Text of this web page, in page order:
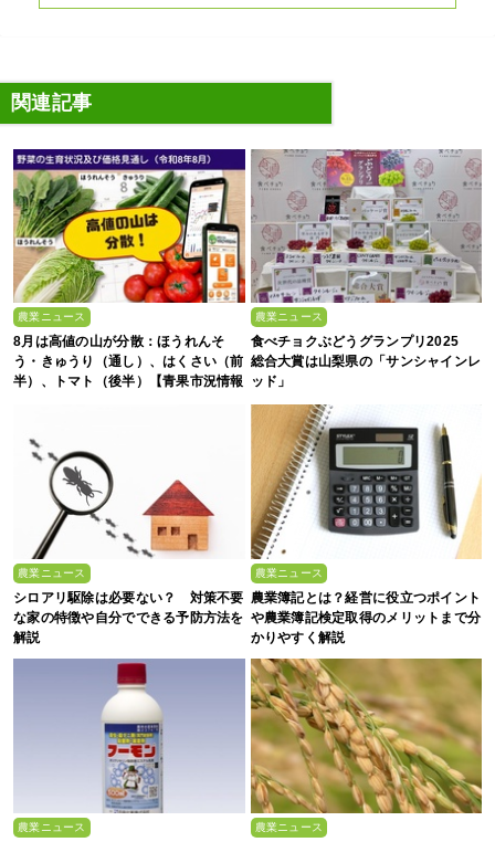
関連記事
農業ニュース
8月は高値の山が分散：ほうれんそ
う・きゅうり（通し）、はくさい（前
半）、トマト（後半）【青果市況情報
農業ニュース
食べチョクぶどうグランプリ2025
総合大賞は山梨県の「サンシャインレ
ッド」
農業ニュース
シロアリ駆除は必要ない？ 対策不要
な家の特徴や自分でできる予防方法を
解説
農業ニュース
農業簿記とは？経営に役立つポイント
や農業簿記検定取得のメリットまで分
かりやすく解説
農業ニュース 農業ニュース